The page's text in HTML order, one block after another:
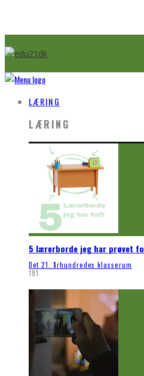
LÆRING
LÆRING
5 lærerborde jeg har prøvet
Det 21. århundredes klasserum
191